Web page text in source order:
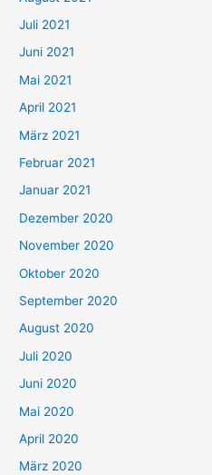
a
c
h
:
Juli 2021
Juni 2021
Mai 2021
April 2021
März 2021
Februar 2021
Januar 2021
Dezember 2020
November 2020
Oktober 2020
September 2020
August 2020
Juli 2020
Juni 2020
Mai 2020
April 2020
März 2020